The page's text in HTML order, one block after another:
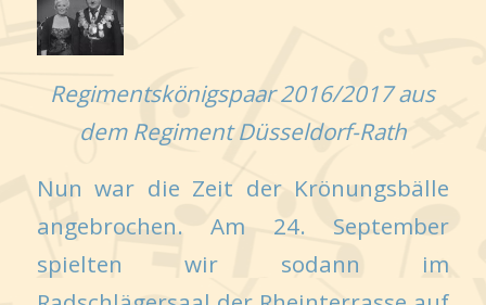
Regimentskönigspaar 2016/2017 aus
dem Regiment Düsseldorf-Rath
Nun war die Zeit der Krönungsbälle
angebrochen. Am 24. September
spielten wir sodann im